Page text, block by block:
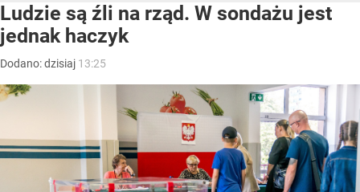
Ludzie są źli na rząd. W sondażu jest
jednak haczyk
Dodano:dzisiaj 13:25